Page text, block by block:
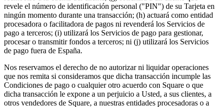
revele el número de identificación personal ("PIN") de su Tarjeta en
ningún momento durante una transacción; (h) actuará como entidad
procesadora o facilitadora de pagos ni revenderá los Servicios de
pago a terceros; (i) utilizará los Servicios de pago para gestionar,
procesar o transmitir fondos a terceros; ni (j) utilizará los Servicios
de pago fuera de España.
Nos reservamos el derecho de no autorizar ni liquidar operaciones
que nos remita si consideramos que dicha transacción incumple las
Condiciones de pago o cualquier otro acuerdo con Square o que
dicha transacción le expone a un perjuicio a Usted, a sus clientes, a
otros vendedores de Square, a nuestras entidades procesadoras o a